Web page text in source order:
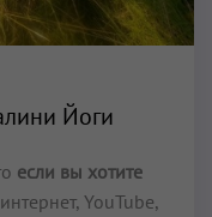
Йоги
если вы хотите
YouTube,